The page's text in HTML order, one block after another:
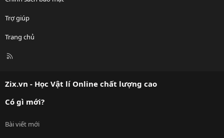
Trợ giúp
Trang chủ
R
Zix.vn - Học Vật lí Online chất lượng cao
Có gì mới?
Bài viết mới